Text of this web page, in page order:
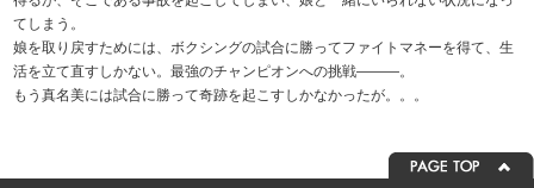
てしまう。
娘を取り戻すためには、ボクシングの試合に勝ってファイトマネーを得て、生
活を立て直すしかない。最強のチャンピオンへの挑戦―――。
もう真名美には試合に勝って奇跡を起こすしかなかったが。。。